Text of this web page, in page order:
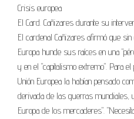
Crisis europea
El Card. Cañizares durante su
El cardenal Cañizares afirmó que
Europa hunde sus raíces en una
y en el "capitalismo extremo". Para
Unión Europea la habían pensado
derivada de las guerras mundiales,
Europa de los mercaderes".